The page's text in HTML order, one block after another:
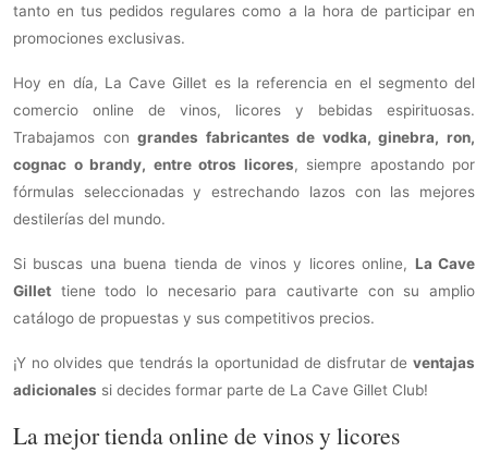
tanto en tus pedidos regulares como a la hora de participar en
promociones exclusivas.
Hoy en día, La Cave Gillet es la referencia en el segmento del
comercio online de vinos, licores y bebidas espirituosas.
Trabajamos congrandes fabricantes de vodka, ginebra, ron,
cognac o brandy, entre otros licores, siempre apostando por
fórmulas seleccionadas y estrechando lazos con las mejores
destilerías del mundo.
Si buscas una buena tienda de vinos y licores online, La Cave
Gillet tiene todo lo necesario para cautivarte con su amplio
catálogo de propuestas y sus competitivos precios.
¡Y no olvides que tendrás la oportunidad de disfrutar de ventajas
adicionales si decides formar parte de La Cave Gillet Club!
La mejor tienda online de vinos y licores